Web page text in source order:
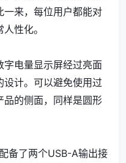
一来，每位用户都能对
性化。
字电量显示屏经过亮面
计。可以避免使用过
品的侧面，同样是圆形
备了两个USB-A输出接